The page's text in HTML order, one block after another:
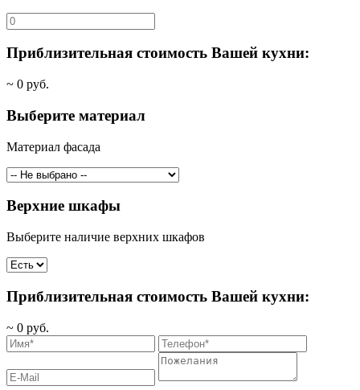
Приблизительная стоимость Вашей кухни:
~ 0 руб.
Выберите материал
Материал фасада
Верхние шкафы
Выберите наличие верхних шкафов
Приблизительная стоимость Вашей кухни:
~ 0 руб.